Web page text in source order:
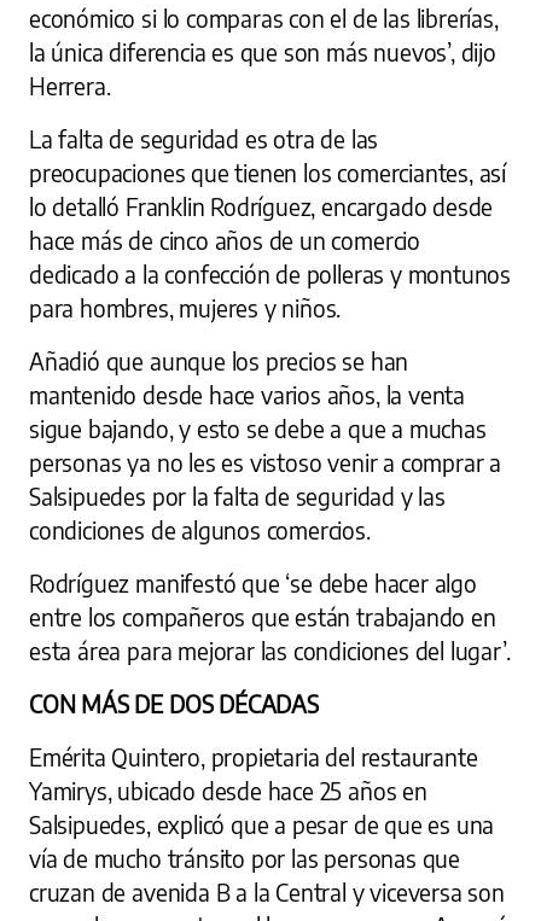
económico si lo comparas con el de las librerías,
la única diferencia es que son más nuevos’, dijo
Herrera.
La falta de seguridad es otra de las
preocupaciones que tienen los comerciantes, así
lo detalló Franklin Rodríguez, encargado desde
hace más de cinco años de un comercio
dedicado a la confección de polleras y montunos
para hombres, mujeres y niños.
Añadió que aunque los precios se han
mantenido desde hace varios años, la venta
sigue bajando, y esto se debe a que a muchas
personas ya no les es vistoso venir a comprar a
Salsipuedes por la falta de seguridad y las
condiciones de algunos comercios.
Rodríguez manifestó que ‘se debe hacer algo
entre los compañeros que están trabajando en
esta área para mejorar las condiciones del lugar’.
CON MÁS DE DOS DÉCADAS
Emérita Quintero, propietaria del restaurante
Yamirys, ubicado desde hace 25 años en
Salsipuedes, explicó que a pesar de que es una
vía de mucho tránsito por las personas que
cruzan de avenida B a la Central y viceversa son